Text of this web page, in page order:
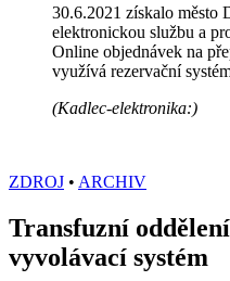
30.6.2021 získalo město
elektronickou službu a
Online objednávek na
využívá rezervační
(Kadlec-elektronika:)
ZDROJ • ARCHIV
Transfuzní
vyvolávací systém